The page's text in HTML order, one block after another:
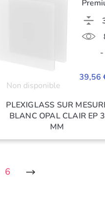
Non disponible
-
39,56
PLEXIGLASS SUR
BLANC OPAL CLAIR EP 3
MM
6